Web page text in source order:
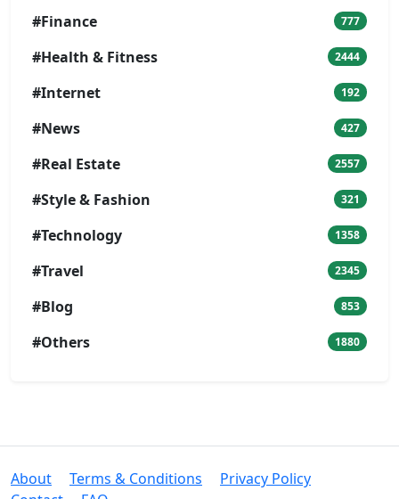
#Finance 777
#Health & Fitness 2444
#Internet 192
#News 427
#Real Estate 2557
#Style & Fashion 321
#Technology 1358
#Travel 2345
#Blog 853
#Others 1880
About Terms & Conditions
Privacy Policy